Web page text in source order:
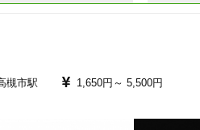
槻市駅 1,650円～ 5,500円